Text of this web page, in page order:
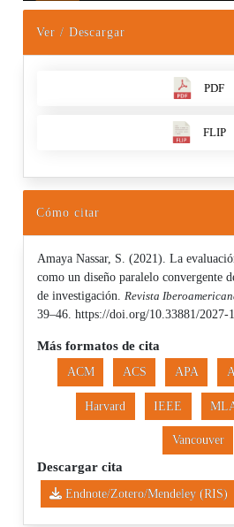
Ver / Descargar
PDF
FLIP
Cómo citar
Amaya Nassar, S. (2021). La
como un diseño paralelo convergente
de investigación. Revista
39–46. https://doi.org/10.33881/2027-
Más formatos de cita
ACM ACS APA
Harvard IEEE
Vancouver
Descargar cita
Endnote/Zotero/Mendeley (RIS)